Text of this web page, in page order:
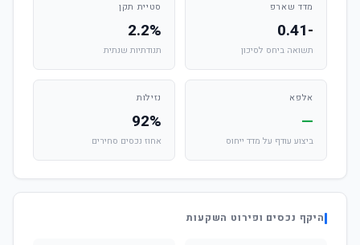
מדד שארפ
-0.41
תשואה ביחס לסיכון
סטיית תקן
2.2%
תנודתיות שנתית
אלפא
—
ביצוע עודף על מדד ייחוס
נזילות
92%
אחוז נכסים סחירים
היקף נכסים ופירוט השקעות